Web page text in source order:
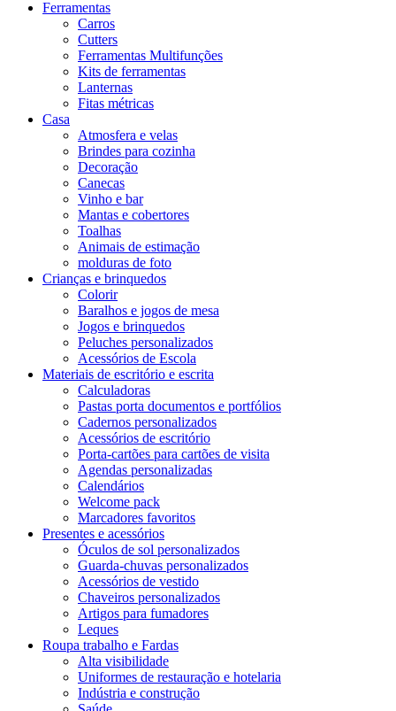
Ferramentas
Carros
Cutters
Ferramentas Multifunções
Kits de ferramentas
Lanternas
Fitas métricas
Casa
Atmosfera e velas
Brindes para cozinha
Decoração
Canecas
Vinho e bar
Mantas e cobertores
Toalhas
Animais de estimação
molduras de foto
Crianças e brinquedos
Colorir
Baralhos e jogos de mesa
Jogos e brinquedos
Peluches personalizados
Acessórios de Escola
Materiais de escritório e escrita
Calculadoras
Pastas porta documentos e portfólios
Cadernos personalizados
Acessórios de escritório
Porta-cartões para cartões de visita
Agendas personalizadas
Calendários
Welcome pack
Marcadores favoritos
Presentes e acessórios
Óculos de sol personalizados
Guarda-chuvas personalizados
Acessórios de vestido
Chaveiros personalizados
Artigos para fumadores
Leques
Roupa trabalho e Fardas
Alta visibilidade
Uniformes de restauração e hotelaria
Indústria e construção